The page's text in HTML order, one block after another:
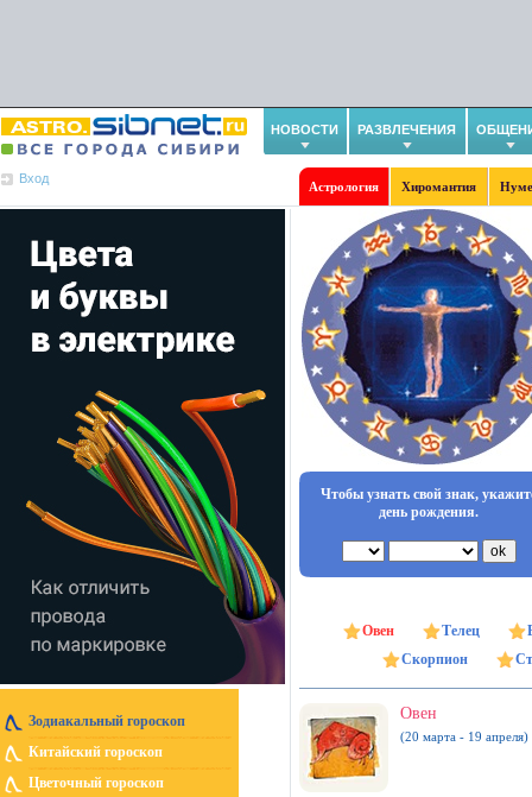
НОВОСТИ РАЗВЛЕЧЕНИЯ
Вход
Астрология Хиромантия
Зодиакальный гороскоп
Китайский гороскоп
Цветочный гороскоп
Чтобы узнать свой знак,
день рождения.
Овен Телец
Скорпион
Овен
(20 марта - 19 апреля)